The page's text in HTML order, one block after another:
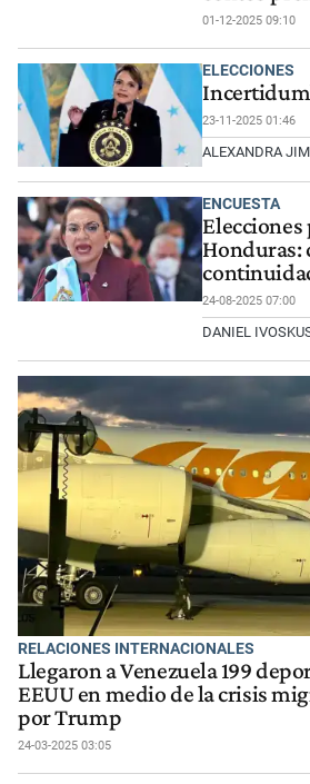
01-12-2025 09:10
ELECCIONES
23-11-2025 01:46
ALEXANDRA
ENCUESTA
Honduras:
24-08-2025 07:00
DANIEL
RELACIONES INTERNACIONALES
Llegaron a Venezuela 199
EEUU en medio de la crisis
por Trump
24-03-2025 03:05